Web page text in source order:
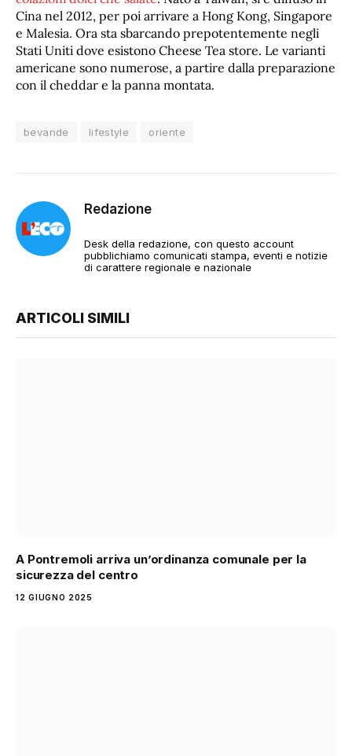
Cina nel 2012, per poi arrivare a Hong Kong, Singapore
e Malesia. Ora sta sbarcando prepotentemente negli
Stati Uniti dove esistono Cheese Tea store. Le varianti
americane sono numerose, a partire dalla preparazione
con il cheddar e la panna montata.
bevande lifestyle oriente
Redazione
Desk della redazione, con questo account
pubblichiamo comunicati stampa, eventi e notizie
di carattere regionale e nazionale
ARTICOLI SIMILI
A Pontremoli arriva un’ordinanza comunale per la
sicurezza del centro
12 GIUGNO 2025